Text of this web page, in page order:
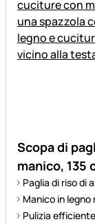
Scopa di
manico, 135
Paglia di riso di
Manico in
Pulizia efficiente